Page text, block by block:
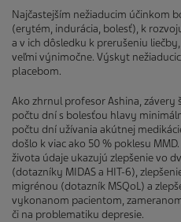
Najčastejším nežiaducim účinkom
(erytém, indurácia, bolesť), k
a v ich dôsledku k prerušeniu
veľmi výnimočne. Výskyt
placebom.
Ako zhrnul profesor Ashina,
počtu dní s bolesťou hlavy
počtu dní užívania akútnej
došlo k viac ako 50 % poklesu
života údaje ukazujú zlepšenie vo
(dotazníky MIDAS a HIT-6),
migrénou (dotazník MSQoL) a
vykonanom pacientom,
či na problematiku depresie.